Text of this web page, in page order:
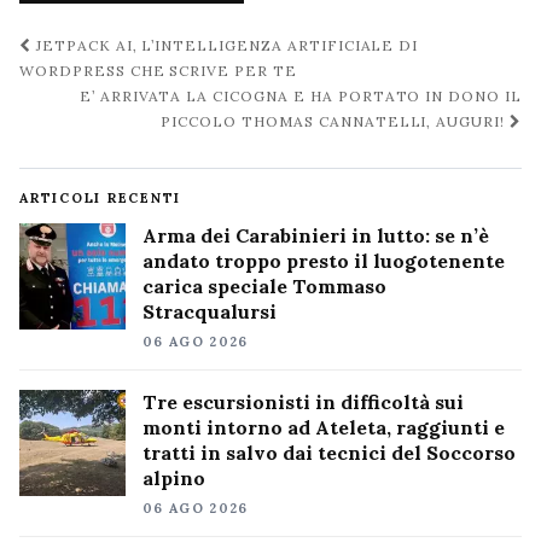
Navigazione
post
JETPACK AI, L’INTELLIGENZA ARTIFICIALE DI
WORDPRESS CHE SCRIVE PER TE
E’ ARRIVATA LA CICOGNA E HA PORTATO IN DONO IL
PICCOLO THOMAS CANNATELLI, AUGURI!
ARTICOLI RECENTI
Arma dei Carabinieri in lutto: se n’è
andato troppo presto il luogotenente
carica speciale Tommaso
Stracqualursi
06 AGO 2026
Tre escursionisti in difficoltà sui
monti intorno ad Ateleta, raggiunti e
tratti in salvo dai tecnici del Soccorso
alpino
06 AGO 2026